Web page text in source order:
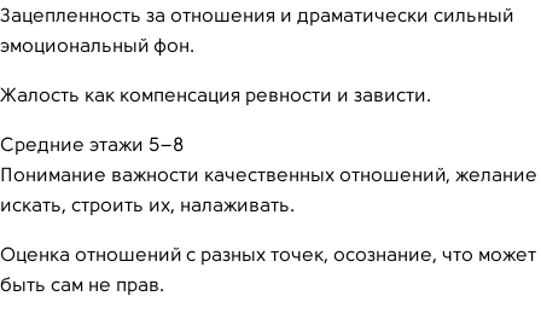
Зацепленность за отношения и драматически сильный
эмоциональный фон.
Жалость как компенсация ревности и зависти.
Средние этажи 5–8
Понимание важности качественных отношений, желание
искать, строить их, налаживать.
Оценка отношений с разных точек, осознание, что может
быть сам не прав.